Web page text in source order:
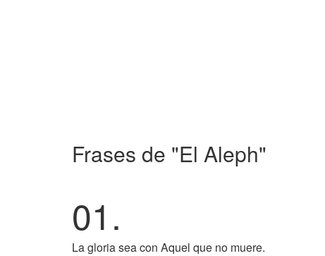
Frases de "El Aleph"
01.
La gloria sea con Aquel que no muere.